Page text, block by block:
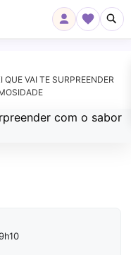
VAI TE SURPREENDER